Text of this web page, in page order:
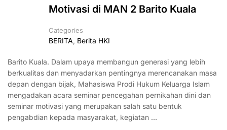
Motivasi di MAN 2 Barito Kuala
Categories
BERITA, Berita HKI
Barito Kuala. Dalam upaya membangun generasi yang lebih
berkualitas dan menyadarkan pentingnya merencanakan masa
depan dengan bijak, Mahasiswa Prodi Hukum Keluarga Islam
mengadakan acara seminar pencegahan pernikahan dini dan
seminar motivasi yang merupakan salah satu bentuk
pengabdian kepada masyarakat, kegiatan …